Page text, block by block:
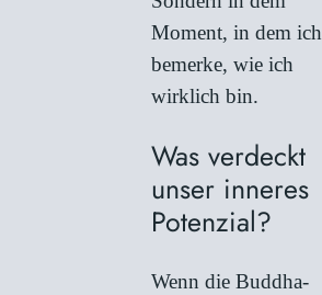
Moment, in dem ich
bemerke, wie ich
wirklich bin.
Was verdeckt
unser inneres
Potenzial?
Wenn die Buddha-